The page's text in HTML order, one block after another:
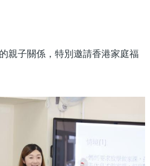
親子關係，特別邀請香港家庭福